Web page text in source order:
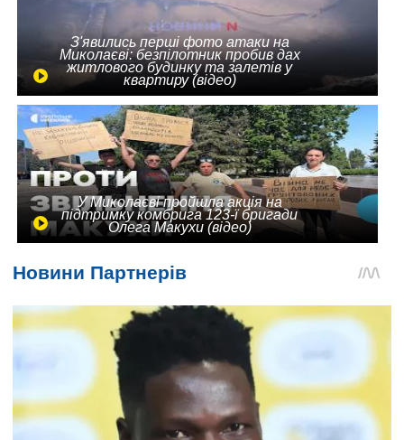
З'явились перші фото атаки на
Миколаєві: безпілотник пробив дах
житлового будинку та залетів у
квартиру (відео)
У Миколаєві пройшла акція на
підтримку комбрига 123-ї бригади
Олега Макухи (відео)